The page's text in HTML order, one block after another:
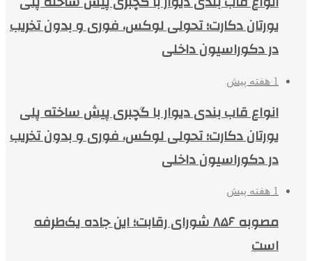
یورتان دکارت؛ تحولی لوکس، فوری و بدون تخریب
در دکوراسیون داخلی
1 هفته پیش
انواع قاب بندی دیوار با گچبری پیش ساخته پلی
یورتان دکارت؛ تحولی لوکس، فوری و بدون تخریب
در دکوراسیون داخلی
1 هفته پیش
مصوبه ۸۵۶ شورای رقابت؛ این جاده یک‌طرفه
است